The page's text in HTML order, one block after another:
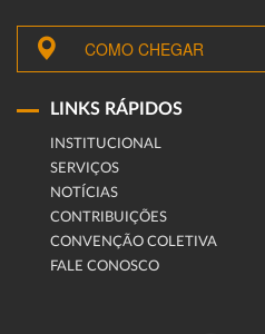
COMO CHEGAR
LINKS RÁPIDOS
INSTITUCIONAL
SERVIÇOS
NOTÍCIAS
CONTRIBUIÇÕES
CONVENÇÃO COLETIVA
FALE CONOSCO